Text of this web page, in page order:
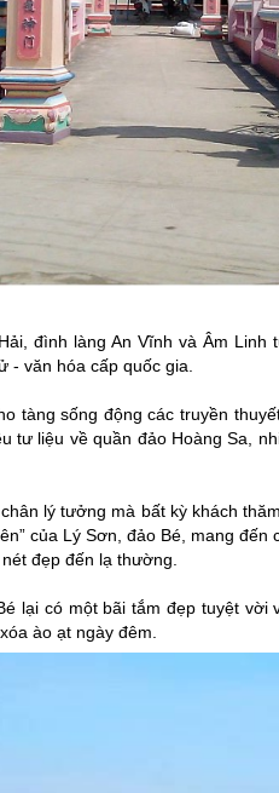
đình làng An Vĩnh và Âm
- văn hóa cấp quốc gia.
tàng sống động các truyền
liệu về quần đảo Hoàng Sa,
lý tưởng mà bất kỳ khách
của Lý Sơn , đảo Bé, mang
đẹp đến lạ thường.
lại có một bãi tắm đẹp tuyệt
ào ạt ngày đêm.